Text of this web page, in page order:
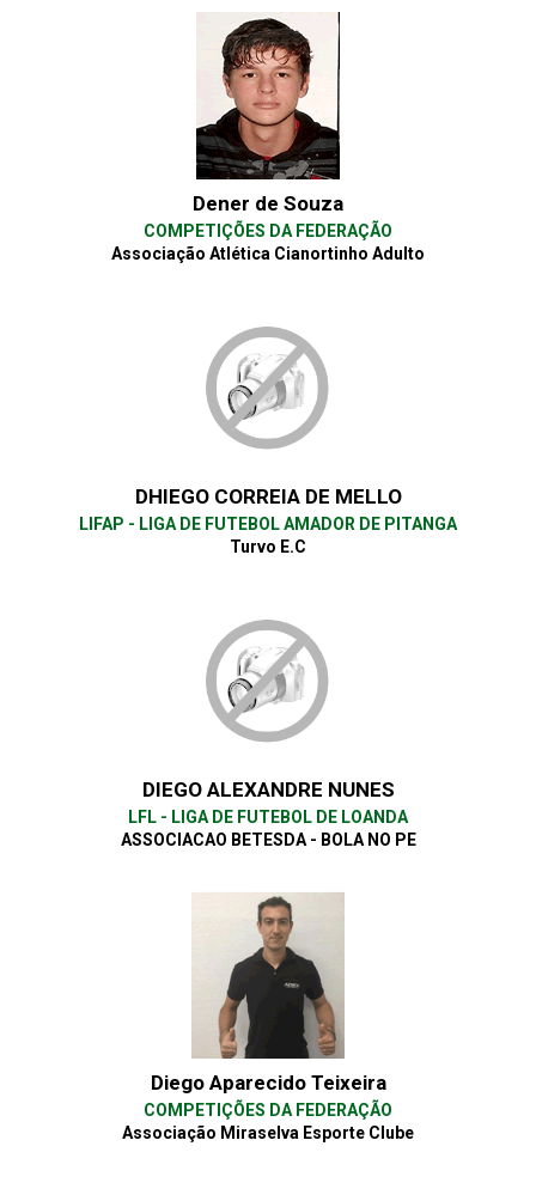
Dener de Souza
COMPETIÇÕES DA FEDERAÇÃO
Associação Atlética Cianortinho Adulto
DHIEGO CORREIA DE MELLO
LIFAP - LIGA DE FUTEBOL AMADOR DE PITANGA
Turvo E.C
DIEGO ALEXANDRE NUNES
LFL - LIGA DE FUTEBOL DE LOANDA
ASSOCIACAO BETESDA - BOLA NO PE
Diego Aparecido Teixeira
COMPETIÇÕES DA FEDERAÇÃO
Associação Miraselva Esporte Clube